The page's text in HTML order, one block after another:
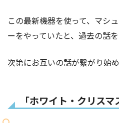
この最新機器を使って、マシ
ーをやっていたと、過去の話を
次第にお互いの話が繋がり始
「ホワイト・クリス